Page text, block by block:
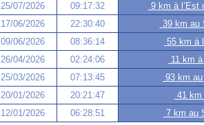
25/07/2026
09:17:32 9 km à l’Est
17/06/2026
22:30:40 39 km au
09/06/2026
08:36:14 55 km à
26/04/2026
02:24:06 11 km
25/03/2026
07:13:45 93 km
20/01/2026
20:21:47 41 km
12/01/2026
06:28:51 7 km au